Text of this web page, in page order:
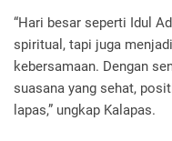
“Hari besar seperti Idul
spiritual, tapi juga
kebersamaan. Dengan
suasana yang sehat,
lapas,” ungkap Kalapas.